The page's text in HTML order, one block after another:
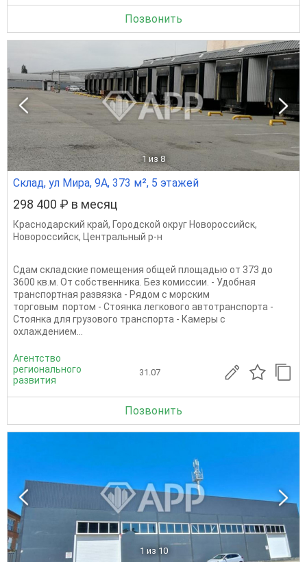
Позвонить
1 из 8
Склад, ул Мира, 9А, 373 м², 5 этажей
298 400 ₽ в месяц
Краснодарский край, Городской округ Новороссийск,
Новороссийск, Центральный р-н
Сдам складские помещения общей площадью от 373 до
3600 кв.м. От собственника. Без комиссии. - Удобная
транспортная развязка - Рядом с морским
торговым портом - Стоянка легкового автотранспорта -
Стоянка для грузового транспорта - Камеры с
охлаждением...
Агентство
регионального
развития
31.07
Позвонить
1 из 10